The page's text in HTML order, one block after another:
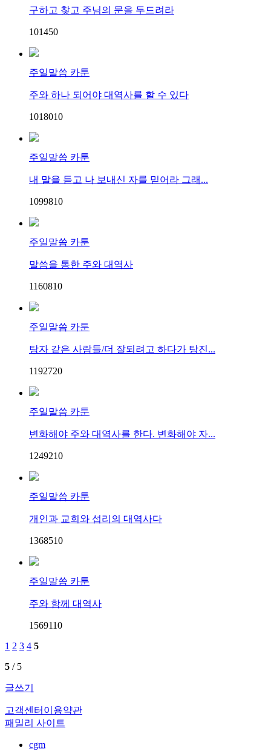
구하고 찾고 주님의 문을 두드려라
101450
주일말씀 카툰
주와 하나 되어야 대역사를 할 수 있다
1018010
주일말씀 카툰
내 말을 듣고 나 보내신 자를 믿어라 그래...
1099810
주일말씀 카툰
말씀을 통한 주와 대역사
1160810
주일말씀 카툰
탕자 같은 사람들/더 잘되려고 하다가 탕진...
1192720
주일말씀 카툰
변화해야 주와 대역사를 한다. 변화해야 자...
1249210
주일말씀 카툰
개인과 교회와 섭리의 대역사다
1368510
주일말씀 카툰
주와 함께 대역사
1569110
1 2 3 4 5
5 / 5
글쓰기
고객센터 이용약관
패밀리 사이트
cgm